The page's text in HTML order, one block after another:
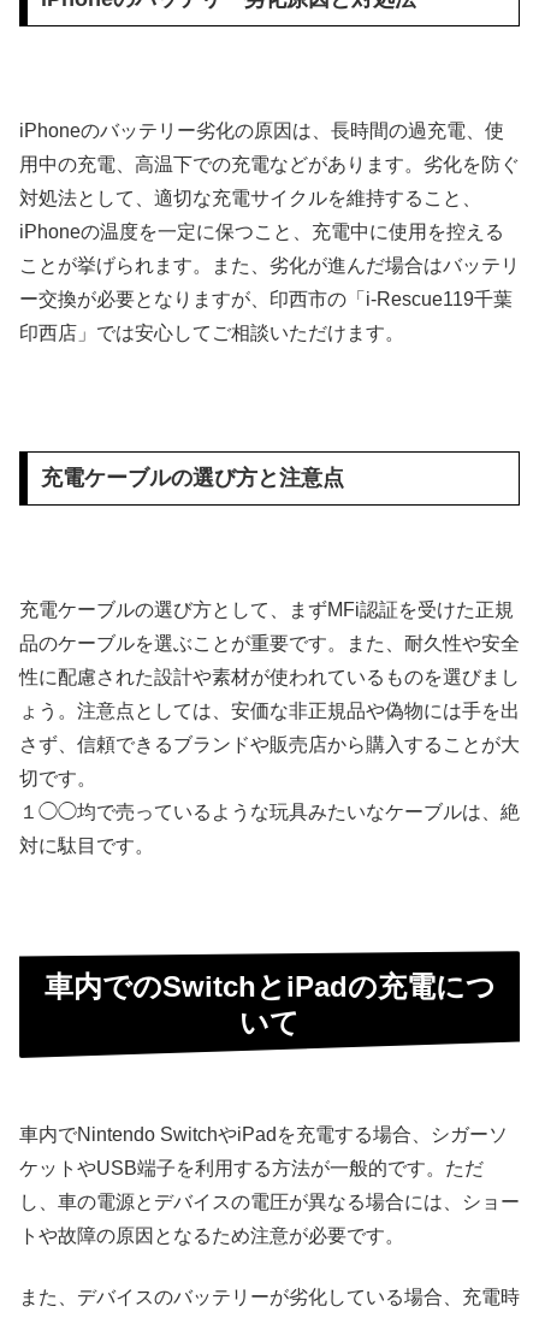
iPhoneのバッテリー劣化の原因は、長時間の過充電、使
用中の充電、高温下での充電などがあります。劣化を防ぐ
対処法として、適切な充電サイクルを維持すること、
iPhoneの温度を一定に保つこと、充電中に使用を控える
ことが挙げられます。また、劣化が進んだ場合はバッテリ
ー交換が必要となりますが、印西市の「i-Rescue119千葉
印西店」では安心してご相談いただけます。
充電ケーブルの選び方と注意点
充電ケーブルの選び方として、まずMFi認証を受けた正規
品のケーブルを選ぶことが重要です。また、耐久性や安全
性に配慮された設計や素材が使われているものを選びまし
ょう。注意点としては、安価な非正規品や偽物には手を出
さず、信頼できるブランドや販売店から購入することが大
切です。
１◯◯均で売っているような玩具みたいなケーブルは、絶
対に駄目です。
車内でのSwitchとiPadの充電につ
いて
車内でNintendo SwitchやiPadを充電する場合、シガーソ
ケットやUSB端子を利用する方法が一般的です。ただ
し、車の電源とデバイスの電圧が異なる場合には、ショー
トや故障の原因となるため注意が必要です。
また、デバイスのバッテリーが劣化している場合、充電時